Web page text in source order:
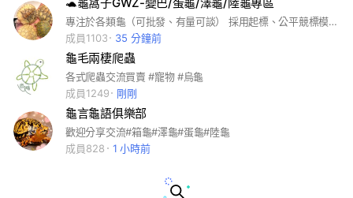
專注於各類龜（可批發、有量可談） 採用起標、公平競標模式，透明公開 讓龜友以最實惠價格帶回心儀的龜寶 🐢 特色： • 平價起標｜人人都有機會入手 • 公平競標｜透明流程、誠信交易 • 專業龜友｜龜種知識交流與分享 📦 快速出貨，標到即安排，全年無休🚚 #烏龜 #水龜 #澤龜 #陸龜 #蛋龜 #標烏龜
成員1103
35 分鐘前
龜毛兩棲爬蟲
各式爬蟲交流買賣 #寵物 #烏龜
成員1249
剛剛
龜言龜語俱樂部
歡迎分享交流#箱龜#澤龜#蛋龜#陸龜
成員828
1 小時前